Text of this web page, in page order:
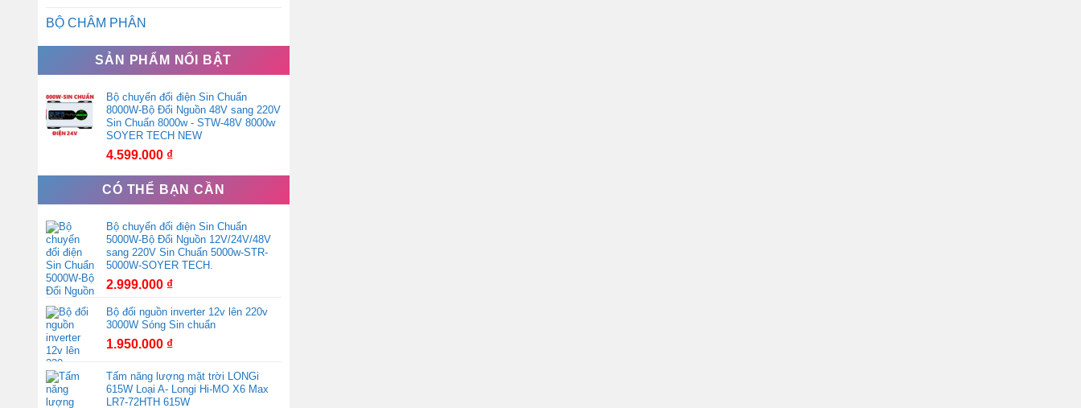
BỘ CHÂM PHÂN
SẢN PHẨM NỔI BẬT
Bộ chuyển đổi điện Sin Chuẩn
8000W-Bộ Đổi Nguồn 48V sang 220V
Sin Chuẩn 8000w - STW-48V 8000w
SOYER TECH NEW
4.599.000 ₫
CÓ THỂ BẠN CẦN
Bộ chuyển đổi điện Sin Chuẩn
5000W-Bộ Đổi Nguồn 12V/24V/48V
sang 220V Sin Chuẩn 5000w-STR-
5000W-SOYER TECH.
2.999.000 ₫
Bộ đổi nguồn inverter 12v lên 220v
3000W Sóng Sin chuẩn
1.950.000 ₫
Tấm năng lượng mặt trời LONGi
615W Loại A- Longi Hi-MO X6 Max
LR7-72HTH 615W